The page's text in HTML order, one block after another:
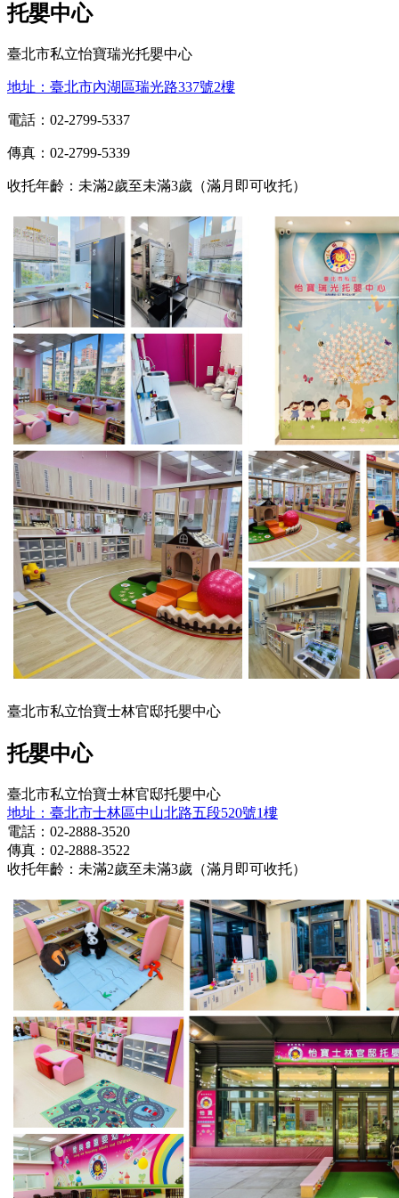
托嬰中心
臺北市私立怡寶瑞光托嬰中心
地址：臺北市內湖區瑞光路337號2樓
電話：02-2799-5337
傳真：02-2799-5339
收托年齡：未滿2歲至未滿3歲（滿月即可收托）
臺北市私立怡寶士林官邸托嬰中心
托嬰中心
臺北市私立怡寶士林官邸托嬰中心
地址：臺北市士林區中山北路五段520號1樓
電話：02-2888-3520
傳真：02-2888-3522
收托年齡：未滿2歲至未滿3歲（滿月即可收托）